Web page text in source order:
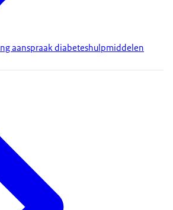
aanspraak diabeteshulpmiddelen